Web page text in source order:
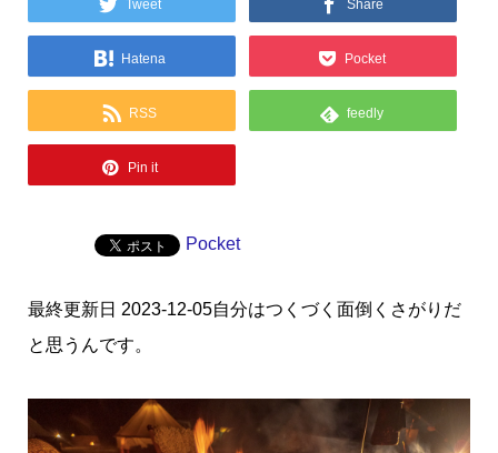
Tweet Share
Hatena Pocket
RSS feedly
Pin it
Pocket
最終更新日 2023-12-05自分はつくづく面倒くさがりだ
と思うんです。